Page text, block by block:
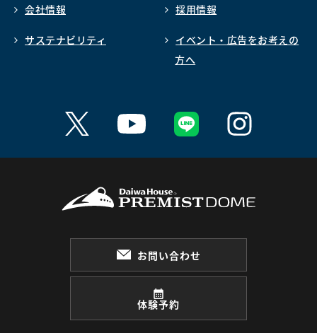
会社情報 採用情報
サステナビリティ
イベント・広告をお考えの
方へ
お問い合わせ
体験予約